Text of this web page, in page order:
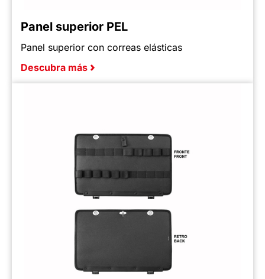
Panel superior PEL
Panel superior con correas elásticas
Descubra más